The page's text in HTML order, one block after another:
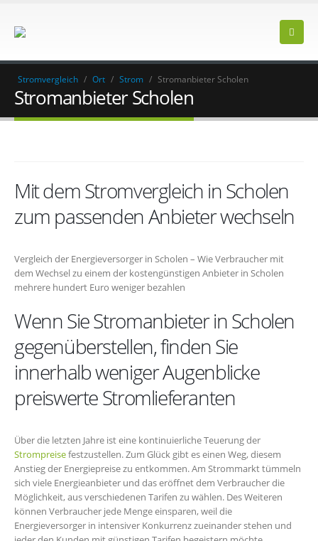
Stromvergleich / Ort / Strom / Stromanbieter Scholen
Stromanbieter Scholen
Mit dem Stromvergleich in Scholen
zum passenden Anbieter wechseln
Vergleich der Energieversorger in Scholen – Wie Verbraucher mit
dem Wechsel zu einem der kostengünstigen Anbieter in Scholen
mehrere hundert Euro weniger bezahlen
Wenn Sie Stromanbieter in Scholen
gegenüberstellen, finden Sie
innerhalb weniger Augenblicke
preiswerte Stromlieferanten
Über die letzten Jahre ist eine kontinuierliche Teuerung der
Strompreisefestzustellen. Zum Glück gibt es einen Weg, diesem
Anstieg der Energiepreise zu entkommen. Am Strommarkt tümmeln
sich viele Energieanbieter und das eröffnet dem Verbraucher die
Möglichkeit, aus verschiedenen Tarifen zu wählen. Des Weiteren
können Verbraucher jede Menge einsparen, weil die
Energieversorger in intensiver Konkurrenz zueinander stehen und